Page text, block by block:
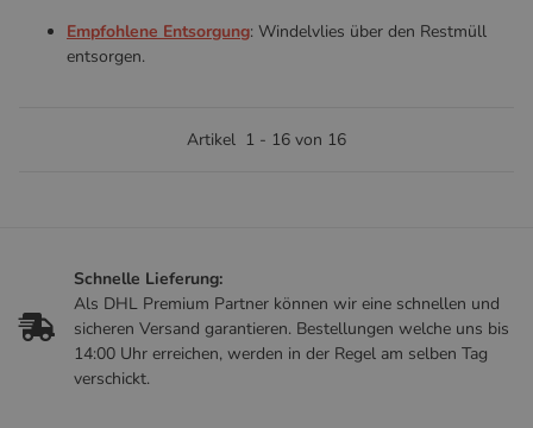
Empfohlene Entsorgung: Windelvlies über den Restmüll
entsorgen.
Artikel 1 - 16 von 16
Schnelle Lieferung:
Als DHL Premium Partner können wir eine schnellen und
sicheren Versand garantieren. Bestellungen welche uns bis
14:00 Uhr erreichen, werden in der Regel am selben Tag
verschickt.